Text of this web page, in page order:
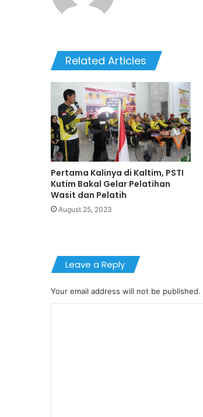
Related Articles
Pertama Kalinya di Kaltim, PSTI
Kutim Bakal Gelar Pelatihan
Wasit dan Pelatih
August 25, 2023
Leave a Reply
Your email address will not be published.